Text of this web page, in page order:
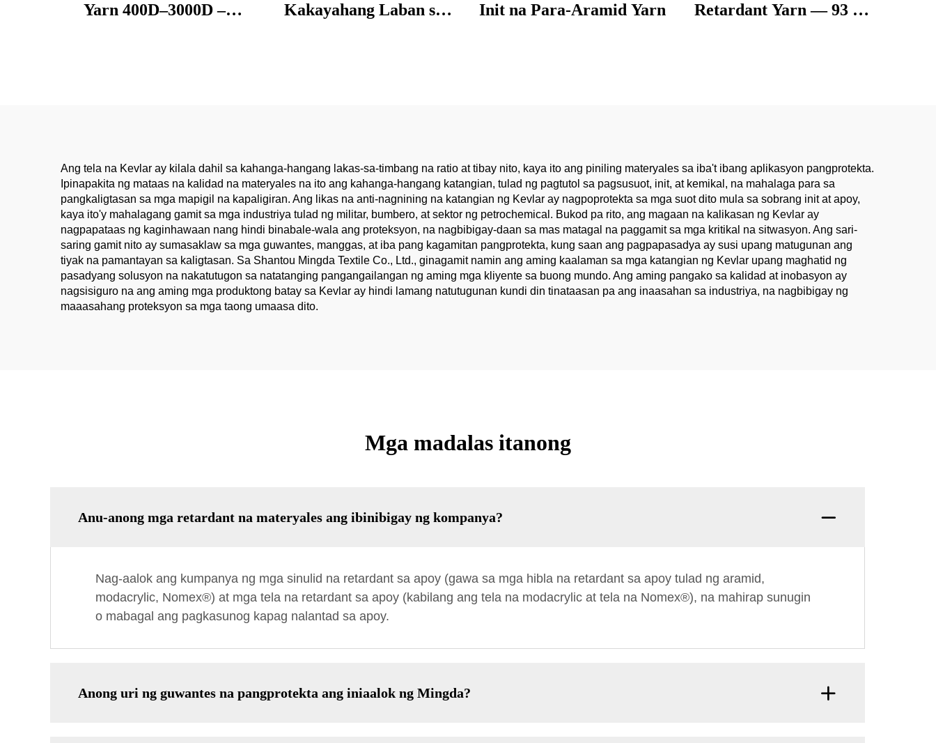
Yarn 400D–3000D –
Kakayahang Laban sa
Init na Para-Aramid Yarn
Retardant Yarn — 93 %
Ang tela na Kevlar ay kilala dahil sa kahanga-hangang lakas-sa-timbang na ratio at tibay nito, kaya ito ang piniling materyales sa iba't ibang aplikasyon pangprotekta.
Ipinapakita ng mataas na kalidad na materyales na ito ang kahanga-hangang katangian, tulad ng pagtutol sa pagsusuot, init, at kemikal, na mahalaga para sa
pangkaligtasan sa mga mapigil na kapaligiran. Ang likas na anti-nagnining na katangian ng Kevlar ay nagpoprotekta sa mga suot dito mula sa sobrang init at apoy,
kaya ito'y mahalagang gamit sa mga industriya tulad ng militar, bumbero, at sektor ng petrochemical. Bukod pa rito, ang magaan na kalikasan ng Kevlar ay
nagpapataas ng kaginhawaan nang hindi binabale-wala ang proteksyon, na nagbibigay-daan sa mas matagal na paggamit sa mga kritikal na sitwasyon. Ang sari-
saring gamit nito ay sumasaklaw sa mga guwantes, manggas, at iba pang kagamitan pangprotekta, kung saan ang pagpapasadya ay susi upang matugunan ang
tiyak na pamantayan sa kaligtasan. Sa Shantou Mingda Textile Co., Ltd., ginagamit namin ang aming kaalaman sa mga katangian ng Kevlar upang maghatid ng
pasadyang solusyon na nakatutugon sa natatanging pangangailangan ng aming mga kliyente sa buong mundo. Ang aming pangako sa kalidad at inobasyon ay
nagsisiguro na ang aming mga produktong batay sa Kevlar ay hindi lamang natutugunan kundi din tinataasan pa ang inaasahan sa industriya, na nagbibigay ng
maaasahang proteksyon sa mga taong umaasa dito.
Mga madalas itanong
Anu-anong mga retardant na materyales ang ibinibigay ng kompanya?
Nag-aalok ang kumpanya ng mga sinulid na retardant sa apoy (gawa sa mga hibla na retardant sa apoy tulad ng aramid,
modacrylic, Nomex®) at mga tela na retardant sa apoy (kabilang ang tela na modacrylic at tela na Nomex®), na mahirap sunugin
o mabagal ang pagkasunog kapag nalantad sa apoy.
Anong uri ng guwantes na pangprotekta ang iniaalok ng Mingda?